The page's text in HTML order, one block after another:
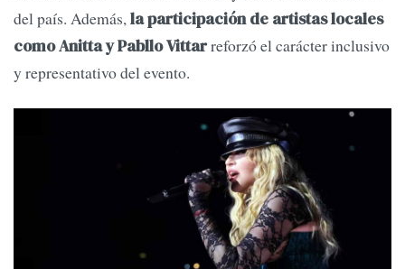
del país. Además,la participación de artistas locales
como Anitta y Pabllo Vittarreforzó el carácter inclusivo
y representativo del evento.